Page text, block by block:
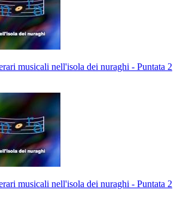
musicali nell'isola dei nuraghi - Puntata 2
musicali nell'isola dei nuraghi - Puntata 2